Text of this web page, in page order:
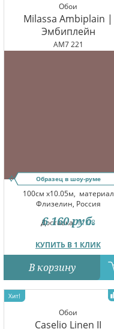
Обои
Milassa Ambiplain |
Эмбиплейн
AM7 221
Образец в шоу-руме
100см x10.05м, материал
Флизелин, Россия
Доставка:11.08
КУПИТЬ В 1 КЛИК
6 160 руб.
В корзину
Обои
Caselio Linen II